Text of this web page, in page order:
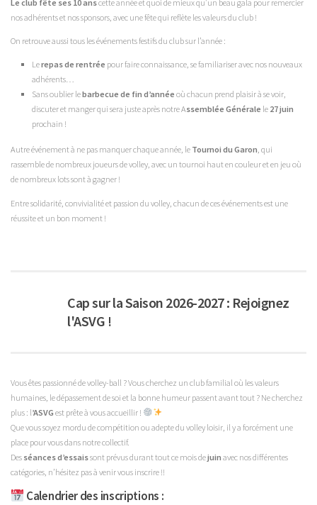
Le club fête ses 10 anscette année et quoi de mieux qu’un beau gala pour remercier
nos adhérents et nos sponsors, avec une fête qui reflète les valeurs du club !
On retrouve aussi tous les événements festifs du club sur l’année :
Lerepas de rentrée pour faire connaissance, se familiariser avec nos nouveaux
adhérents…
Sans oublier lebarbecue de fin d’année où chacun prend plaisir à se voir,
discuter et manger qui sera juste après notre Assemblée Générale le 27 juin
prochain !
Autre événement à ne pas manquer chaque année, le Tournoi du Garon, qui
rassemble de nombreux joueurs de volley, avec un tournoi haut en couleur et en jeu où
de nombreux lots sont à gagner !
Entre solidarité, convivialité et passion du volley, chacun de ces événements est une
réussite et un bon moment !
Cap sur la Saison 2026-2027 : Rejoignez
l'ASVG !
Vous êtes passionné de volley-ball ? Vous cherchez un club familial où les valeurs
humaines, le dépassement de soi et la bonne humeur passent avant tout ? Ne cherchez
plus : l’ASVG est prête à vous accueillir !
Que vous soyez mordu de compétition ou adepte du volley loisir, il y a forcément une
place pour vous dans notre collectif.
Des séances d’essaissont prévus durant tout ce mois dejuin avec nos différentes
catégories, n’hésitez pas à venir vous inscrire !!
Calendrier des inscriptions :